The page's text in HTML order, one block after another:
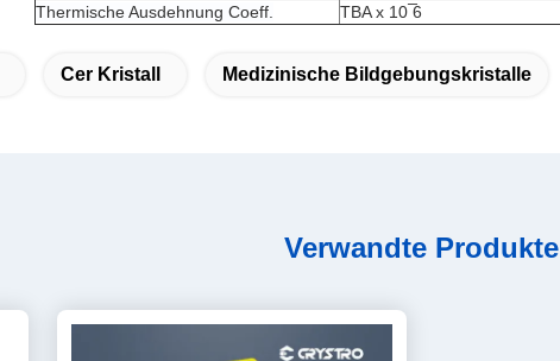
Thermische Ausdehnung Coeff.
TBA x 10 ̅6
Cer Kristall Medizinische Bildgebungskristalle
Verwandte Produkte